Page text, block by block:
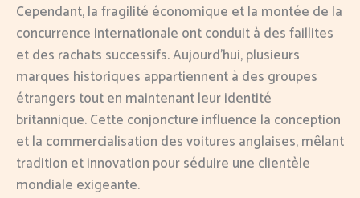
Cependant, la fragilité économique et la montée de la
concurrence internationale ont conduit à des faillites
et des rachats successifs. Aujourd’hui, plusieurs
marques historiques appartiennent à des groupes
étrangers tout en maintenant leur identité
britannique. Cette conjoncture influence la conception
et la commercialisation des voitures anglaises, mêlant
tradition et innovation pour séduire une clientèle
mondiale exigeante.